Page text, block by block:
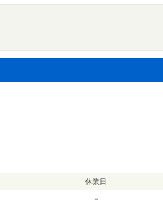
休業日
－